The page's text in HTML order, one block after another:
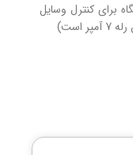
برای کنترل وسایل
است)